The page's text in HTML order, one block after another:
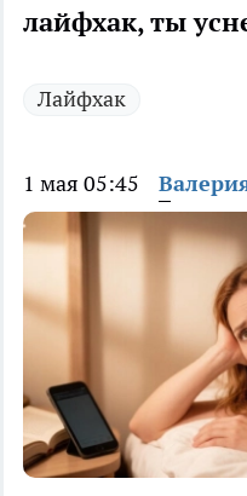
лайфхак, ты
Лайфхак
1 мая 05:45